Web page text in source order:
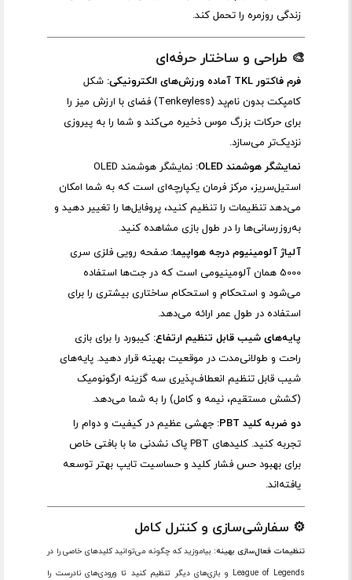
زندگی روزمره را تحمل کند.
🎨 طراحی و ساختار حرفه‌ای
فرم فاکتور TKL آماده ورزش‌های الکترونیکی:
شکل
کامپکت بدون نام‌پد (Tenkeyless) فضای با ارزش میز را
برای حرکات بزرگ موس ذخیره می‌کند و شما را به پیروزی
نزدیک‌تر می‌سازد.
نمایشگر هوشمند OLED:
نمایشگر هوشمند OLED
استیل‌سریز، مرکز فرمان یکپارچه‌ای است که به شما امکان
می‌دهد تنظیمات را تنظیم کنید، پروفایل‌ها را تغییر دهید و
به‌روزرسانی‌ها را در طول بازی مشاهده کنید.
آلیاژ آلومینیوم درجه هواپیما: صفحه رویی فلزی سری
5000 همان آلومینیومی است که در جت‌ها استفاده
می‌شود و استحکام و استحکام ساختاری بیشتری را برای
استفاده در طول عمر ارائه می‌دهد.
پایه‌های شیب قابل تنظیم ارتفاع: کیبورد را برای بازی
راحت و طولانی‌مدت در موقعیت بهینه قرار دهید. پایه‌های
شیب قابل تنظیم انعطاف‌پذیری سه گزینه ارگونومیک
(کشش مستقیم، نیمه و کامل) را به شما می‌دهد.
دو ضربه کلید PBT:
جهشی عظیم در کیفیت و دوام را
تجربه کنید. کلیدهای PBT پاک نشدنی ما با بافتی خاص
برای بهبود حس فشار کلید و حساسیت تایپ بهتر توسعه
یافته‌اند.
⚙️ سفارشی‌سازی و کنترل کامل
تنظیمات فعال‌سازی بهینه: بیاموزید که چگونه می‌توانید کلیدهای خاصی را در
League of Legends و بازی‌های دیگر تنظیم کنید تا ورودی‌های نادرست را